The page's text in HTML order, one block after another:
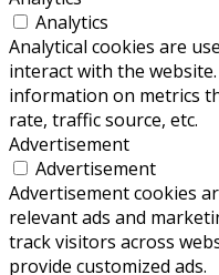
Analytics
Analytical cookies are
interact with the
information on metrics
rate, traffic source, etc.
Advertisement
Advertisement
Advertisement cookies
relevant ads and
track visitors across
provide customized ads.